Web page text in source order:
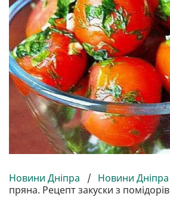
Новини Дніпра / Новини Дніпра
пряна. Рецепт закуски з помідорів